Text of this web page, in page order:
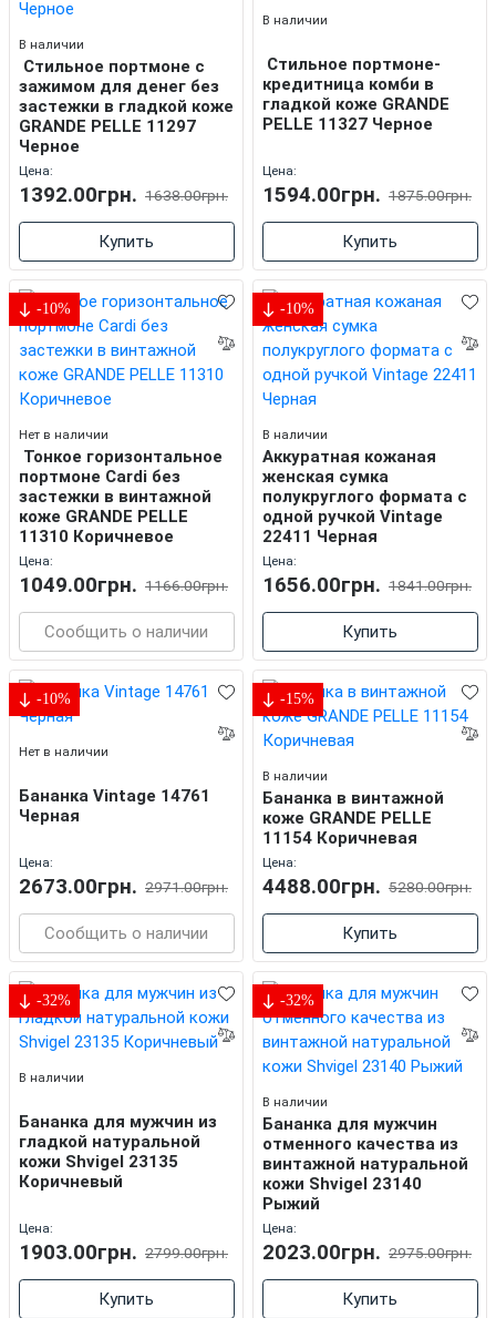
В наличии
Стильное портмоне с
зажимом для денег без
застежки в гладкой коже
GRANDE PELLE 11297
Черное
Цена:
1392.00грн. 1638.00грн.
Купить
В наличии
Стильное портмоне-
кредитница комби в
гладкой коже GRANDE
PELLE 11327 Черное
Цена:
1594.00грн. 1875.00грн.
Купить
-10%
Нет в наличии
Тонкое горизонтальное
портмоне Cardi без
застежки в винтажной
коже GRANDE PELLE
11310 Коричневое
Цена:
1049.00грн. 1166.00грн.
Сообщить о наличии
-10%
В наличии
Аккуратная кожаная
женская сумка
полукруглого формата с
одной ручкой Vintage
22411 Черная
Цена:
1656.00грн. 1841.00грн.
Купить
-10%
Нет в наличии
Бананка Vintage 14761
Черная
Цена:
2673.00грн. 2971.00грн.
Сообщить о наличии
-15%
В наличии
Бананка в винтажной
коже GRANDE PELLE
11154 Коричневая
Цена:
4488.00грн. 5280.00грн.
Купить
-32%
В наличии
Бананка для мужчин из
гладкой натуральной
кожи Shvigel 23135
Коричневый
Цена:
1903.00грн. 2799.00грн.
Купить
-32%
В наличии
Бананка для мужчин
отменного качества из
винтажной натуральной
кожи Shvigel 23140
Рыжий
Цена:
2023.00грн. 2975.00грн.
Купить